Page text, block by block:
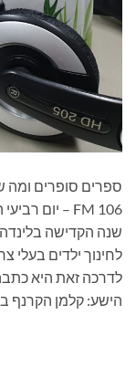
ספרים סופרים ומה
שנה הקדישה
לחינוך ילדים בעלי
לדרכה זאת היא
הישע: קלמן הקרנף